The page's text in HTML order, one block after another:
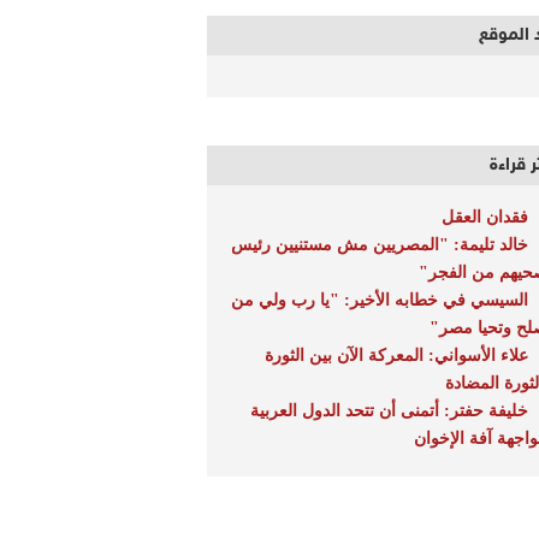
الموقع
قراءة
فقدان العقل
خالد تليمة: "المصريين مش مستنيين رئيس
من الفجر"
السيسي في خطابه الأخير: "يا رب ولي من
وتحيا مصر"
علاء الأسواني: المعركة الآن بين الثورة
المضادة
خليفة حفتر: أتمنى أن تتحد الدول العربية
آفة الإخوان